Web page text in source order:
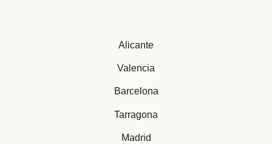
Alicante
Valencia
Barcelona
Tarragona
Madrid